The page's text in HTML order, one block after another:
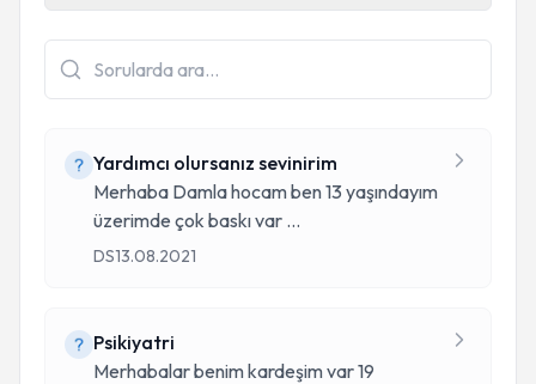
Yardımcı olursanız sevinirim
Merhaba Damla hocam ben 13 yaşındayım
üzerimde çok baskı var ...
DS13.08.2021
Psikiyatri
Merhabalar benim kardeşim var 19